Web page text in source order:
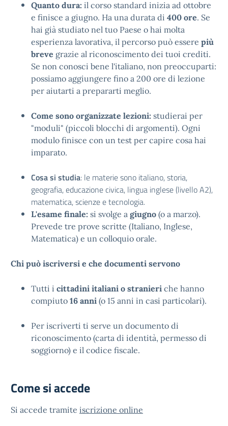
Quanto dura: il corso standard inizia ad ottobre
e finisce a giugno. Ha una durata di 400 ore. Se
hai già studiato nel tuo Paese o hai molta
esperienza lavorativa, il percorso può essere più
breve grazie al riconoscimento dei tuoi crediti.
Se non conosci bene l'italiano, non preoccuparti:
possiamo aggiungere fino a 200 ore di lezione
per aiutarti a prepararti meglio.
Come sono organizzate lezioni: studierai per
"moduli" (piccoli blocchi di argomenti). Ogni
modulo finisce con un test per capire cosa hai
imparato.
Cosa si studia: le materie sono italiano, storia,
geografia, educazione civica, lingua inglese (livello A2),
matematica, scienze e tecnologia.
L'esame finale: si svolge a giugno (o a marzo).
Prevede tre prove scritte (Italiano, Inglese,
Matematica) e un colloquio orale.
Chi può iscriversi e che documenti servono
Tutti i cittadini italiani o stranieri che hanno
compiuto 16 anni (o 15 anni in casi particolari).
Per iscriverti ti serve un documento di
riconoscimento (carta di identità, permesso di
soggiorno) e il codice fiscale.
Come si accede
Si accede tramite iscrizione online